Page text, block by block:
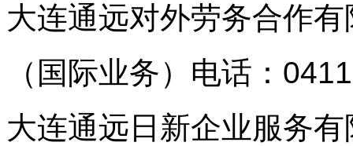
大连通远对外劳务合作有
（国际业务） 电话：
大连通远日新企业服务有